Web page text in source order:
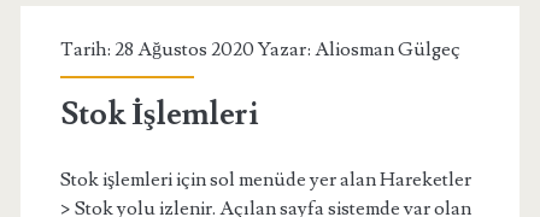
Kategori:
<span>Otel
Programı</span>
Tarih: 28 Ağustos 2020 Yazar: Aliosman Gülgeç
Stok İşlemleri
Stok işlemleri için sol menüde yer alan Hareketler
> Stok yolu izlenir. Açılan sayfa sistemde var olan